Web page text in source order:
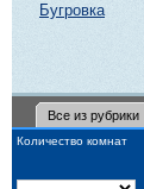
Бугровка
Все из рубрики
Количество комнат